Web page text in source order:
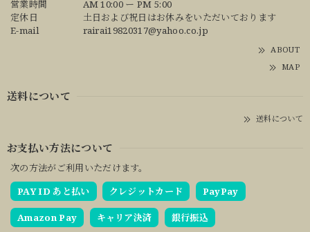
営業時間
AM 10:00 ー PM 5:00
定休日
土日および祝日はお休みをいただいております
E-mail
rairai19820317@yahoo.co.jp
ABOUT
MAP
送料について
送料について
お支払い方法について
次の方法がご利用いただけます。
PAY ID あと払い
クレジットカード PayPay
Amazon Pay キャリア決済 銀行振込